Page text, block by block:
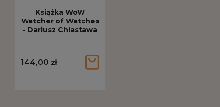
Książka WoW
Watcher of Watches
- Dariusz Chlastawa
144,00 zł